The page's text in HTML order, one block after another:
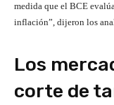
medida que el BCE
inflación”, dijeron los
Los
corte de